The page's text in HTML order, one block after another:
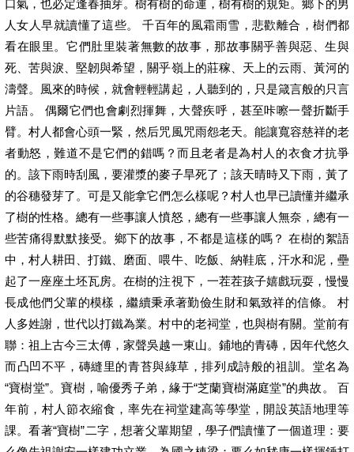
口氣，也必定逢春抽芽。樹有樹的命運，樹有樹的規矩。鄉下的男
人女人早就讀懂了這些。 千百年的風霜雨雪，悲歡離合，樹們都
看在眼里。它們肚里裝著無數的故事，那故事關乎善與惡、生與
死、苦與淚、堅韌與希望，關乎嶺上的莊稼、天上的云雨、黃河的
濤聲。風來的時候，就會輕輕講起，人聽到的，只是箴言般的只言
片語。 偶爾它們也會劇烈揮舞，大聲疾呼，甚至咔嚓一聲折斷手
臂。村人都會心頭一緊，然后咒風咒雨怨老天。能讓寬容慈祥的老
者動怒，難道不是它們的錯嗎？而且老者是為村人的衣食才抗爭
的。該下雨時刮風，要灌漿的麥子旱死了；該天晴時又下雨，黃了
的谷穗發芽了。可是又能拿它們怎么樣呢？村人也早已讀懂并繼承
了樹的性格。總有一些事讓人憤怒，總有一些事讓人無奈，總有一
些苦痛得默默接受。鄉下的故事，不都是這樣的嗎？ 在樹的絮語
中，村人耕田、打鐵、磨面、喂牛、吃飯、納鞋底，汗水和泥，壘
起了一座座土坯瓦房。在樹的注視下，一茬茬孩子嬉戲玩耍，慢慢
長成他們父輩的模樣，繼續秉承著勤儉生財和氣致祥的信條。 村
人多姓謝，世代以打鐵為業。村中的老祠堂，也與樹有關。堂前有
聯：祖上古今三太傅，家聲吳越一東山。鋪地的青磚，因年代悠久
而凸凹不平，磚縫里的青苔與綠草，排列成詩般的祖訓。堂名為
“寶樹堂”。寶樹，喻優秀子弟，緣于“芝蘭寶樹滿庭堂”的典故。 百
年前，村人節衣縮食，率先在祠堂建高等學堂，開設英語地理等
課。看著“寶樹”二字，想著父輩期望，學子們讀懂了一個道理：要